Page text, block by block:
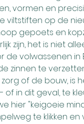
vormen en
viltstiften op de
gepoets en
zijn, het is niet
de volwassenen
zinnen te
of de bouw, is
of in dit geval, te
hier "keigoeie
te klikken